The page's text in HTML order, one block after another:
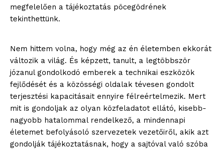
megfelelően a tájékoztatás pöcegödrének
tekinthettünk.
Nem hittem volna, hogy még az én életemben ekkorát
változik a világ. És képzett, tanult, a legtöbbször
józanul gondolkodó emberek a technikai eszközök
fejlődését és a közösségi oldalak tévesen gondolt
terjesztési kapacitásait ennyire félreértelmezik. Mert
mit is gondoljak az olyan közfeladatot ellátó, kisebb-
nagyobb hatalommal rendelkező, a mindennapi
életemet befolyásoló szervezetek vezetőiről, akik azt
gondolják tájékoztatásnak, hogy a sajtóval való szóba